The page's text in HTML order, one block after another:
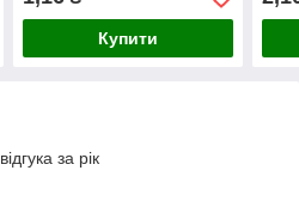
Купити
за рік